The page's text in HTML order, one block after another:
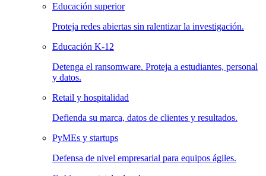
Educación superior
Proteja redes abiertas sin ralentizar la investigación.
Educación K-12
Detenga el ransomware. Proteja a estudiantes, personal
y datos.
Retail y hospitalidad
Defienda su marca, datos de clientes y resultados.
PyMEs y startups
Defensa de nivel empresarial para equipos ágiles.